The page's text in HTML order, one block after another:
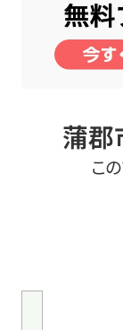
蒲郡
こ